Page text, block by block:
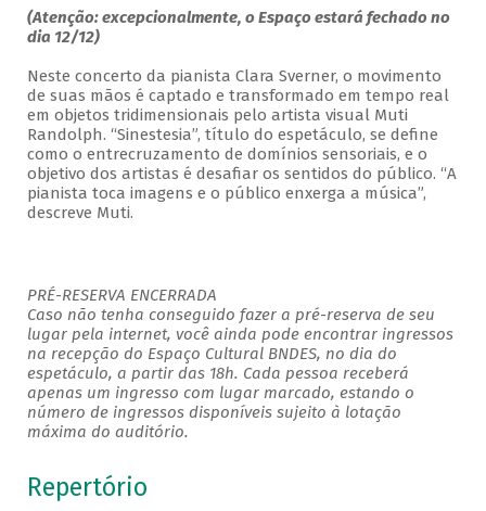
(Atenção: excepcionalmente, o Espaço estará fechado no
dia 12/12)
Neste concerto da pianista Clara Sverner, o movimento
de suas mãos é captado e transformado em tempo real
em objetos tridimensionais pelo artista visual Muti
Randolph. “Sinestesia”, título do espetáculo, se define
como o entrecruzamento de domínios sensoriais, e o
objetivo dos artistas é desafiar os sentidos do público. “A
pianista toca imagens e o público enxerga a música”,
descreve Muti.
PRÉ-RESERVA ENCERRADA
Caso não tenha conseguido fazer a pré-reserva de seu
lugar pela internet, você ainda pode encontrar ingressos
na recepção do Espaço Cultural BNDES, no dia do
espetáculo, a partir das 18h. Cada pessoa receberá
apenas um ingresso com lugar marcado, estando o
número de ingressos disponíveis sujeito à lotação
máxima do auditório.
Repertório